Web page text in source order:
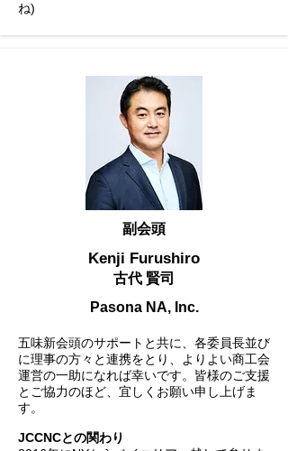
ね)
副会頭
Kenji Furushiro
古代 賢司
Pasona NA, Inc.
五味新会頭のサポートと共に、各委員長並び
に理事の方々と連携をとり、よりよい商工会
運営の一助になれば幸いです。皆様のご支援
とご協力のほど、宜しくお願い申し上げま
す。
JCCNCとの関わり